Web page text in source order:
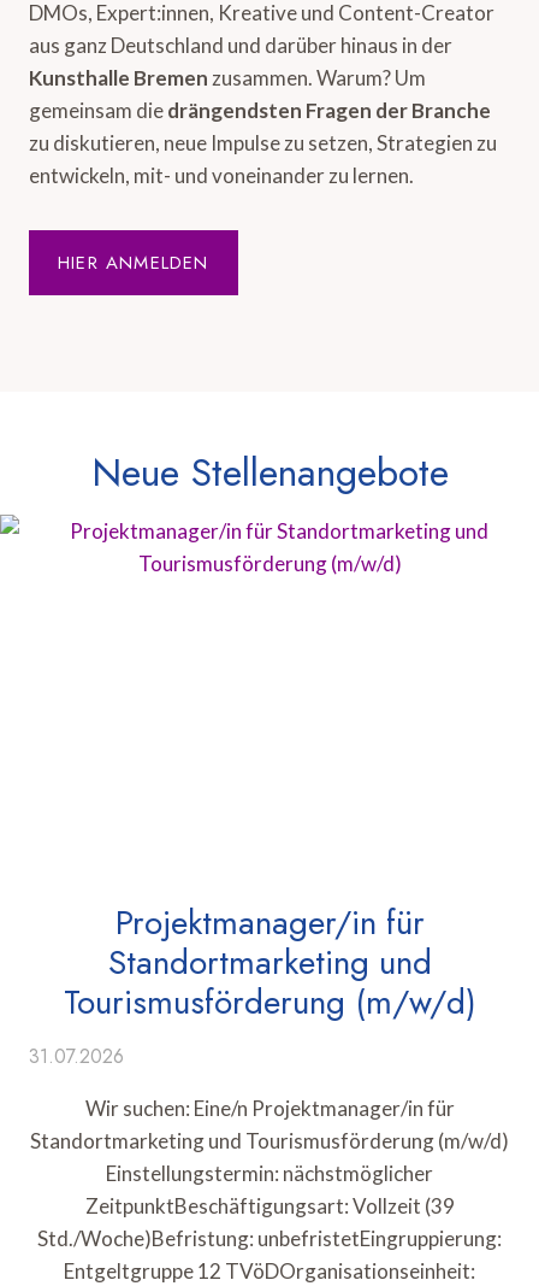
DMOs, Expert:innen, Kreative und Content-Creator
aus ganz Deutschland und darüber hinaus in der
Kunsthalle Bremen zusammen. Warum? Um
gemeinsam diedrängendsten Fragen der Branche
zu diskutieren, neue Impulse zu setzen, Strategien zu
entwickeln, mit- und voneinander zu lernen.
HIER ANMELDEN
Neue Stellenangebote
Projektmanager/in für
Standortmarketing und
Tourismusförderung (m/w/d)
31.07.2026
Wir suchen: Eine/n Projektmanager/in für
Standortmarketing und Tourismusförderung (m/w/d)
Einstellungstermin: nächstmöglicher
ZeitpunktBeschäftigungsart: Vollzeit (39
Std./Woche)Befristung: unbefristetEingruppierung:
Entgeltgruppe 12 TVöDOrganisationseinheit: